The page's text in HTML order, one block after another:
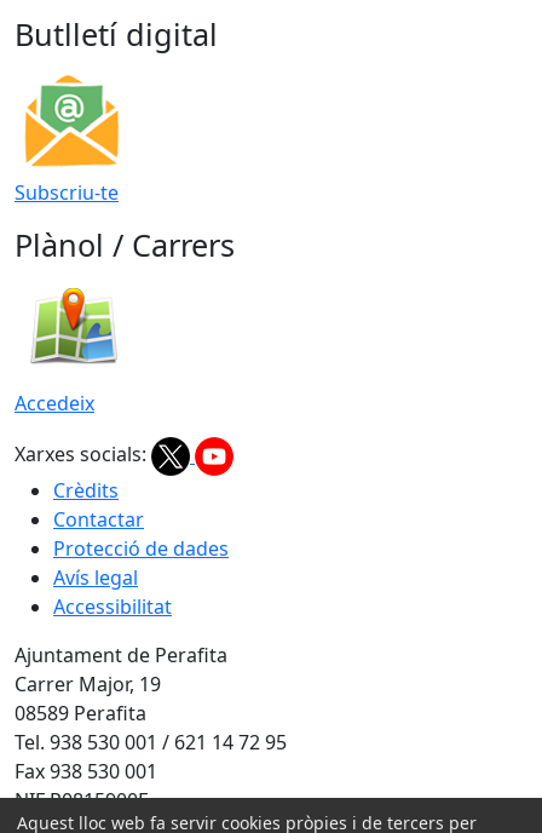
Butlletí digital
Subscriu-te
Plànol / Carrers
Accedeix
Xarxes socials:
Crèdits
Contactar
Protecció de dades
Avís legal
Accessibilitat
Ajuntament de Perafita
Carrer Major, 19
08589 Perafita
Tel. 938 530 001 / 621 14 72 95
Fax 938 530 001
NIF P0815900F
Aquest lloc web fa servir cookies pròpies i de tercers per